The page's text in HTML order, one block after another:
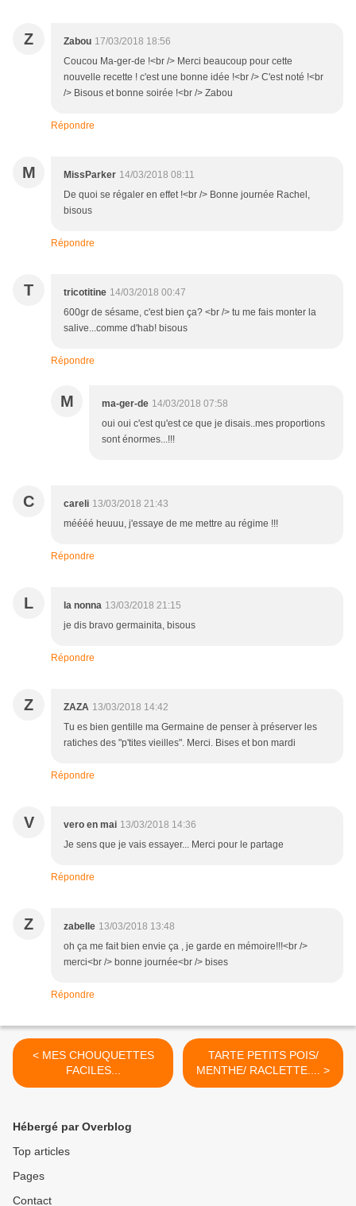
Z Zabou 17/03/2018 18:56
Coucou Ma-ger-de !<br /> Merci beaucoup pour cette
nouvelle recette ! c'est une bonne idée !<br /> C'est noté !<br
/> Bisous et bonne soirée !<br /> Zabou
Répondre
M MissParker 14/03/2018 08:11
De quoi se régaler en effet !<br /> Bonne journée Rachel,
bisous
Répondre
T tricotitine 14/03/2018 00:47
600gr de sésame, c'est bien ça? <br /> tu me fais monter la
salive...comme d'hab! bisous
Répondre
M ma-ger-de 14/03/2018 07:58
oui oui c'est qu'est ce que je disais..mes proportions
sont énormes...!!!
C careli 13/03/2018 21:43
méééé heuuu, j'essaye de me mettre au régime !!!
Répondre
L la nonna 13/03/2018 21:15
je dis bravo germainita, bisous
Répondre
Z ZAZA 13/03/2018 14:42
Tu es bien gentille ma Germaine de penser à préserver les
ratiches des "p'tites vieilles". Merci. Bises et bon mardi
Répondre
V vero en mai 13/03/2018 14:36
Je sens que je vais essayer... Merci pour le partage
Répondre
Z zabelle 13/03/2018 13:48
oh ça me fait bien envie ça , je garde en mémoire!!!<br />
merci<br /> bonne journée<br /> bises
Répondre
< MES CHOUQUETTES
FACILES...
TARTE PETITS POIS/
MENTHE/ RACLETTE.... >
Hébergé par Overblog
Top articles
Pages
Contact